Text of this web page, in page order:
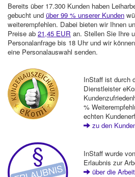
Bereits über 17.300 Kunden haben
gebucht und über 99 % unserer Kunden
weiterempfehlen. Dabei bieten wir Ihnen
Preise ab 21,45 EUR an. Stellen Sie Ihre
Personalanfrage bis 18 Uhr und wir
eine Personalauswahl senden.
InStaff ist durch
Dienstleister
%
echten
zu den
InStaff wurde
Erlaubnis zur
über die